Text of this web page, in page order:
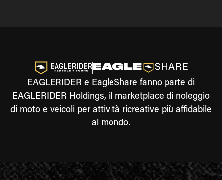
EAGLERIDER e EagleShare fanno parte di
EAGLERIDER Holdings, il marketplace di noleggio
di moto e veicoli per attività ricreative più affidabile
al mondo.